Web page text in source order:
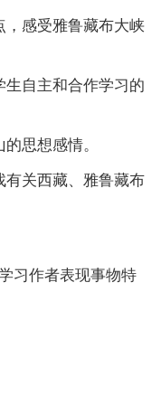
，感受雅鲁藏布大峡
生自主和合作学习的
思想感情。
有关西藏、雅鲁藏布
习作者表现事物特